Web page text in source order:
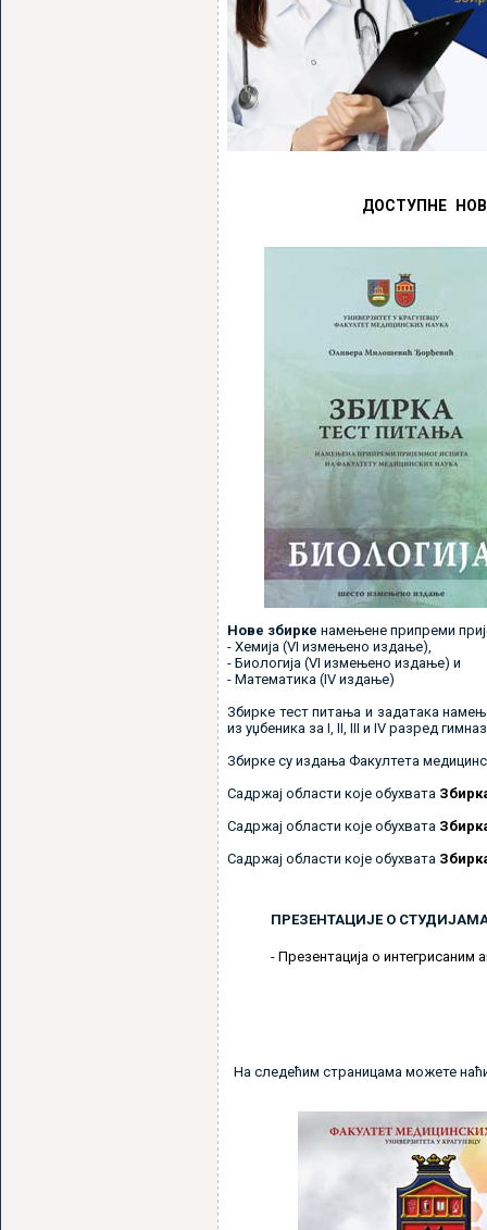
ДОСТУПНЕ
Нове збирке намењене припреми
- Хемија (VI измењено издање),
- Биологија (VI измењено издање) и
- Математика (IV издање)
Збирке тест питања и задатака
из уџбеника за I, II, III и IV разред
Збирке су издања Факултета
Садржај области које обухвата
Садржај области које обухвата
Садржај области које обухвата
ПРЕЗЕНТАЦИЈЕ О
- Презентација о интегрисаним
На следећим страницама можете